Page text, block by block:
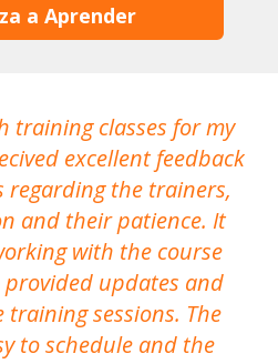
a Aprender
training classes for my
excellent feedback
the trainers,
and their patience. It
with the course
updates and
sessions. The
to schedule and the